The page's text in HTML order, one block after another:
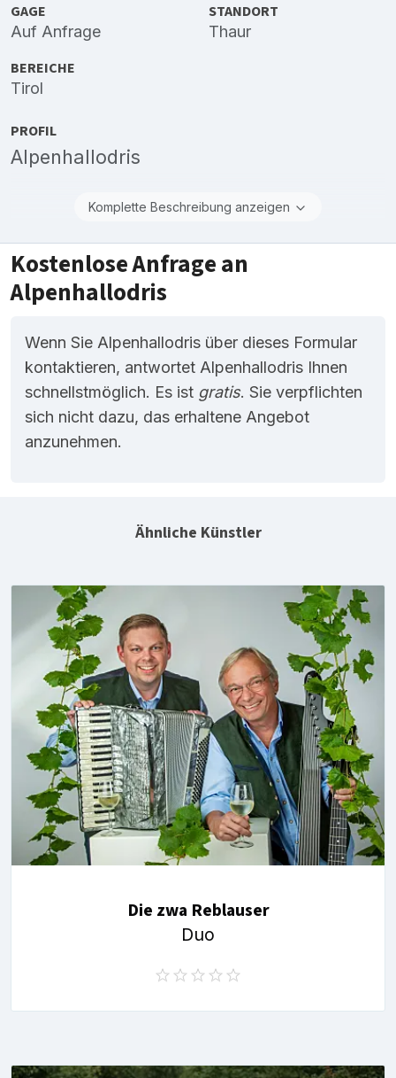
GAGE
Auf Anfrage
STANDORT
Thaur
BEREICHE
Tirol
PROFIL
Alpenhallodris
Komplette Beschreibung anzeigen
Kostenlose Anfrage an
Alpenhallodris
Wenn Sie Alpenhallodris über dieses Formular
kontaktieren, antwortet Alpenhallodris Ihnen
schnellstmöglich. Es ist gratis. Sie verpflichten
sich nicht dazu, das erhaltene Angebot
anzunehmen.
Ähnliche Künstler
Die zwa Reblauser
Duo